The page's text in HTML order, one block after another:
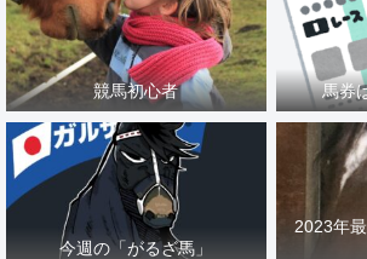
競馬初心者 馬券
今週の「がるざ馬」
2023年